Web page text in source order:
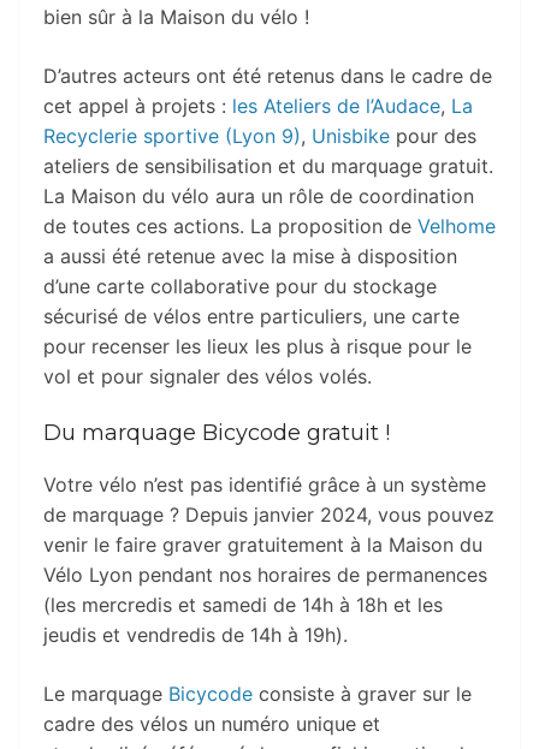
bien sûr à la Maison du vélo !
D’autres acteurs ont été retenus dans le cadre de
cet appel à projets : les Ateliers de l’Audace, La
Recyclerie sportive (Lyon 9), Unisbike pour des
ateliers de sensibilisation et du marquage gratuit.
La Maison du vélo aura un rôle de coordination
de toutes ces actions. La proposition de Velhome
a aussi été retenue avec la mise à disposition
d’une carte collaborative pour du stockage
sécurisé de vélos entre particuliers, une carte
pour recenser les lieux les plus à risque pour le
vol et pour signaler des vélos volés.
Du marquage Bicycode gratuit !
Votre vélo n’est pas identifié grâce à un système
de marquage ? Depuis janvier 2024, vous pouvez
venir le faire graver gratuitement à la Maison du
Vélo Lyon pendant nos horaires de permanences
(les mercredis et samedi de 14h à 18h et les
jeudis et vendredis de 14h à 19h).
Le marquage Bicycode consiste à graver sur le
cadre des vélos un numéro unique et